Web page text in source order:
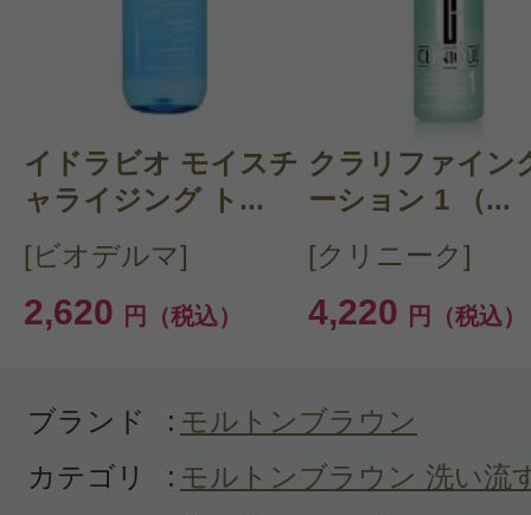
クチコミを投稿する
CT 会員様は、マイページの「購
らクチコミ投稿すると1 商品に
ントプレゼント！
イドラビオ モイスチ
ャライジング ト...
[ビオデルマ]
2,620 円（税込）
クラリファイン
ーション 1 （...
[クリニーク]
4,220 円（税込）
ブランド : モルトンブラウン
カテゴリ
: モルトンブラウン 洗い流